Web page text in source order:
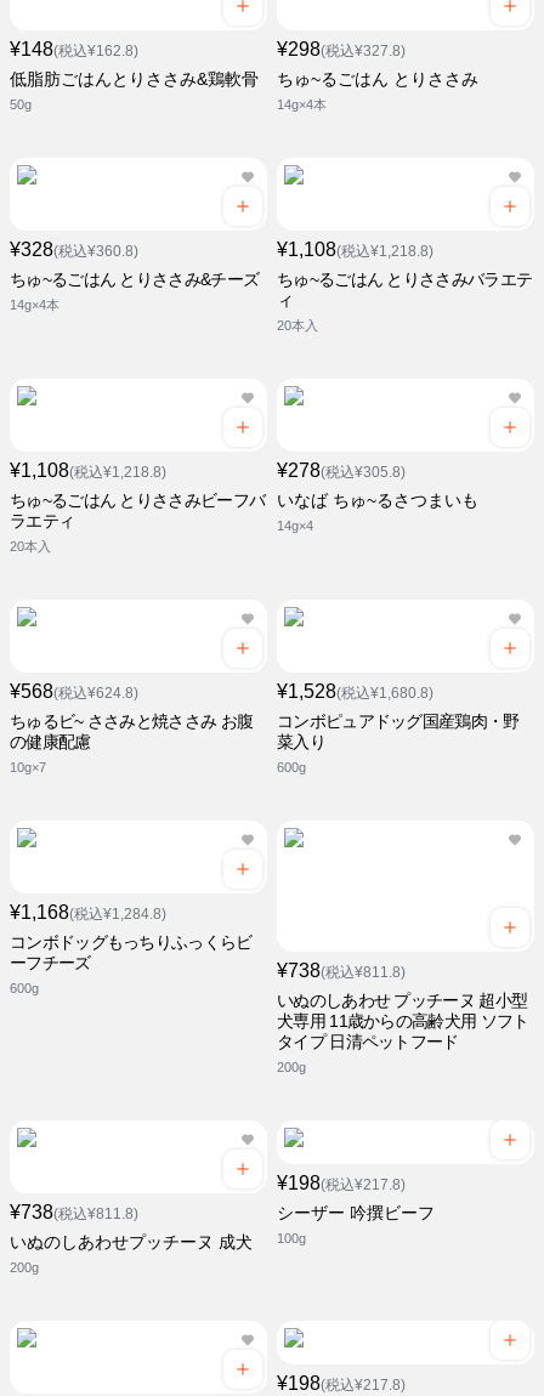
¥148(税込¥162.8)
低脂肪ごはんとりささみ&鶏軟骨
50g
¥298(税込¥327.8)
ちゅ~るごはん とりささみ
14g×4本
¥328(税込¥360.8)
ちゅ~るごはん とりささみ&チーズ
14g×4本
¥1,108(税込¥1,218.8)
ちゅ~るごはん とりささみバラエテ
ィ
20本入
¥1,108(税込¥1,218.8)
ちゅ~るごはん とりささみビーフバ
ラエティ
20本入
¥278(税込¥305.8)
いなば ちゅ~るさつまいも
14g×4
¥568(税込¥624.8)
ちゅるビ~ ささみと焼ささみ お腹
の健康配慮
10g×7
¥1,528(税込¥1,680.8)
コンボピュアドッグ国産鶏肉・野
菜入り
600g
¥1,168(税込¥1,284.8)
コンボドッグもっちりふっくらビ
ーフチーズ
600g
¥738(税込¥811.8)
いぬのしあわせ プッチーヌ 超小型
犬専用 11歳からの高齢犬用 ソフト
タイプ 日清ペットフード
200g
¥738(税込¥811.8)
いぬのしあわせプッチーヌ 成犬
200g
¥198(税込¥217.8)
シーザー 吟撰ビーフ
100g
¥198(税込¥217.8)